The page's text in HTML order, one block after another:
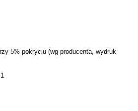
5% pokryciu (wg producenta, wydruk